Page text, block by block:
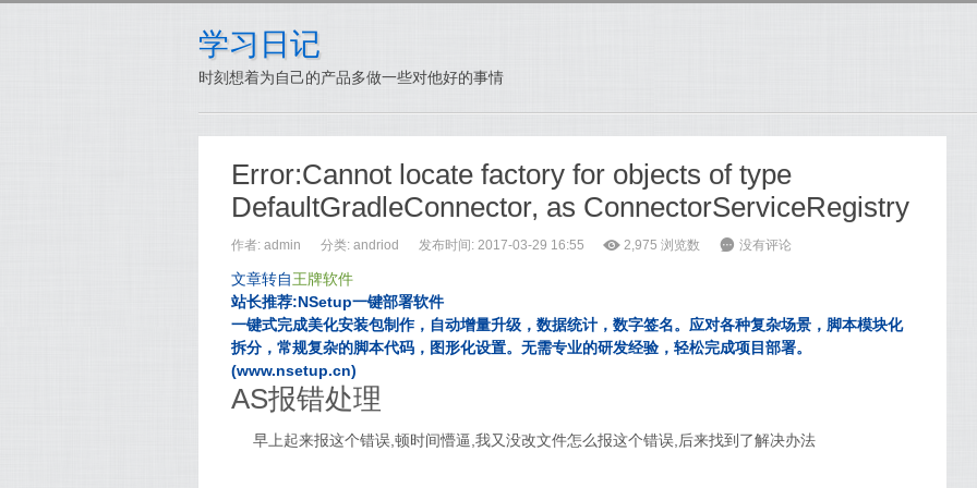
学习日记
时刻想着为自己的产品多做一些对他好的事情
Error:Cannot locate factory for objects of type
DefaultGradleConnector, as ConnectorServiceRegistry
作者: admin 分类: andriod 发布时间: 2017-03-29 16:55 ė 2,975 浏览数 6 没有评论
文章转自王牌软件
站长推荐:NSetup一键部署软件
一键式完成美化安装包制作，自动增量升级，数据统计，数字签名。应对各种复杂场景，脚本模块化
拆分，常规复杂的脚本代码，图形化设置。无需专业的研发经验，轻松完成项目部署。
(www.nsetup.cn)
AS报错处理
早上起来报这个错误,顿时间懵逼,我又没改文件怎么报这个错误,后来找到了解决办法